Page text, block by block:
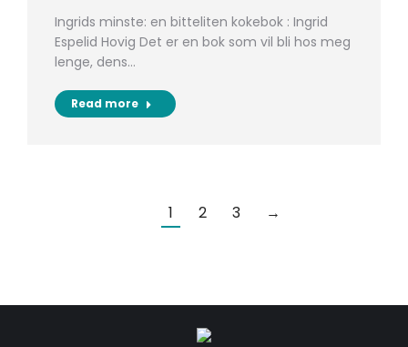
Ingrids minste: en bitteliten kokebok : Ingrid
Espelid Hovig Det er en bok som vil bli hos meg
lenge, dens…
Read more
1 2 3 →